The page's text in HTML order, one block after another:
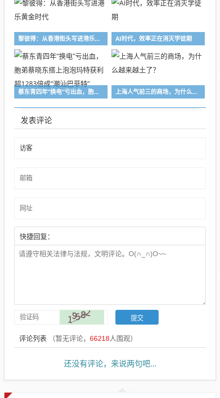
黎彼得：从香港街头写进港乐黄金时代 AI时代，效率正在消灭学徒期
蔡东青四年“换电”亏出血，胞弟蔡晓东搭上泡泡玛特获利超1283倍成“潮汕巴菲特” 上海人气前三的商场，为什么越来越土了？
发表评论
快捷回复：
评论列表 （暂无评论， 66218人围观）
还没有评论，来说两句吧...